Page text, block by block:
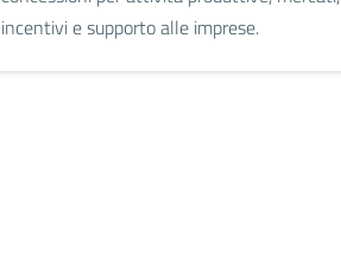
incentivi e supporto alle imprese.